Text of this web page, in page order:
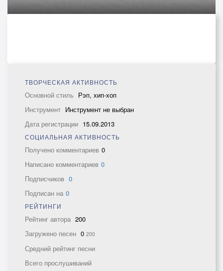
ТВОРЧЕСКАЯ АКТИВНОСТЬ
Основной стиль Рэп, хип-хоп
Инструмент Инструмент не выбран
Дата регистрации 15.09.2013
СОЦИАЛЬНАЯ АКТИВНОСТЬ
Получено комментариев 0
Написано комментариев 0
Подписчиков 0
Подписан на 0
РЕЙТИНГИ
Рейтинг автора 200
Загружено песен 0 200
Средний рейтинг песни
Всего прослушиваний